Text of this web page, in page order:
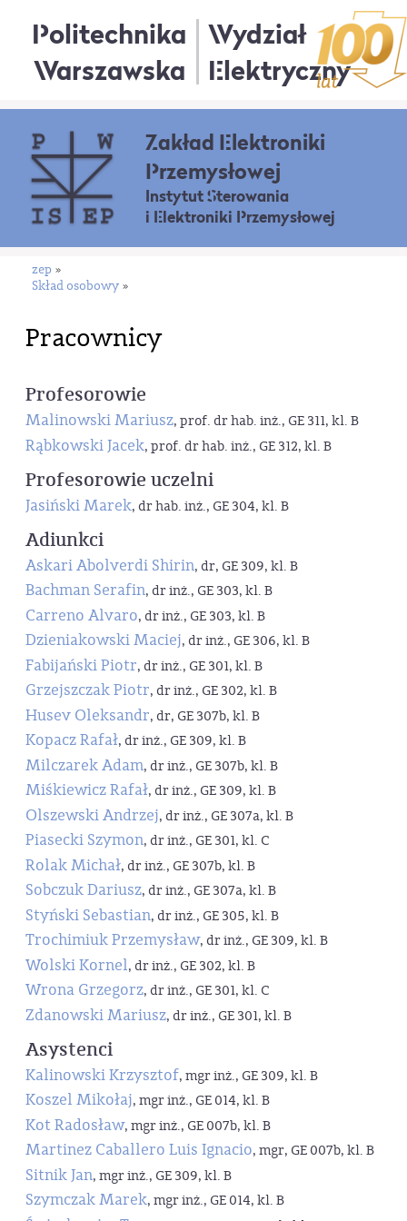
Politechnika
Warszawska
Wydział
Elektryczny
Zakład Elektroniki
Przemysłowej
Instytut Sterowania
i Elektroniki Przemysłowej
zep »
Skład osobowy »
Pracownicy
Profesorowie
Malinowski Mariusz, prof. dr hab. inż., GE 311, kl. B
Rąbkowski Jacek, prof. dr hab. inż., GE 312, kl. B
Profesorowie uczelni
Jasiński Marek, dr hab. inż., GE 304, kl. B
Adiunkci
Askari Abolverdi Shirin, dr, GE 309, kl. B
Bachman Serafin, dr inż., GE 303, kl. B
Carreno Alvaro, dr inż., GE 303, kl. B
Dzieniakowski Maciej, dr inż., GE 306, kl. B
Fabijański Piotr, dr inż., GE 301, kl. B
Grzejszczak Piotr, dr inż., GE 302, kl. B
Husev Oleksandr, dr, GE 307b, kl. B
Kopacz Rafał, dr inż., GE 309, kl. B
Milczarek Adam, dr inż., GE 307b, kl. B
Miśkiewicz Rafał, dr inż., GE 309, kl. B
Olszewski Andrzej, dr inż., GE 307a, kl. B
Piasecki Szymon, dr inż., GE 301, kl. C
Rolak Michał, dr inż., GE 307b, kl. B
Sobczuk Dariusz, dr inż., GE 307a, kl. B
Styński Sebastian, dr inż., GE 305, kl. B
Trochimiuk Przemysław, dr inż., GE 309, kl. B
Wolski Kornel, dr inż., GE 302, kl. B
Wrona Grzegorz, dr inż., GE 301, kl. C
Zdanowski Mariusz, dr inż., GE 301, kl. B
Asystenci
Kalinowski Krzysztof, mgr inż., GE 309, kl. B
Koszel Mikołaj, mgr inż., GE 014, kl. B
Kot Radosław, mgr inż., GE 007b, kl. B
Martinez Caballero Luis Ignacio, mgr, GE 007b, kl. B
Sitnik Jan, mgr inż., GE 309, kl. B
Szymczak Marek, mgr inż., GE 014, kl. B